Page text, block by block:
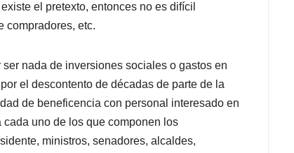
el pretexto, entonces no es difícil
compradores, etc.
nada de inversiones sociales o gastos en
el descontento de décadas de parte de la
de beneficencia con personal interesado en
uno de los que componen los
ministros, senadores, alcaldes,